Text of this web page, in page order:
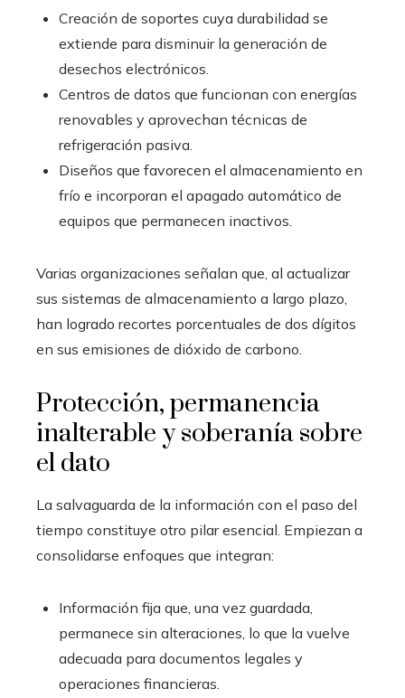
Creación de soportes cuya durabilidad se
extiende para disminuir la generación de
desechos electrónicos.
Centros de datos que funcionan con energías
renovables y aprovechan técnicas de
refrigeración pasiva.
Diseños que favorecen el almacenamiento en
frío e incorporan el apagado automático de
equipos que permanecen inactivos.
Varias organizaciones señalan que, al actualizar
sus sistemas de almacenamiento a largo plazo,
han logrado recortes porcentuales de dos dígitos
en sus emisiones de dióxido de carbono.
Protección, permanencia
inalterable y soberanía sobre
el dato
La salvaguarda de la información con el paso del
tiempo constituye otro pilar esencial. Empiezan a
consolidarse enfoques que integran:
Información fija que, una vez guardada,
permanece sin alteraciones, lo que la vuelve
adecuada para documentos legales y
operaciones financieras.